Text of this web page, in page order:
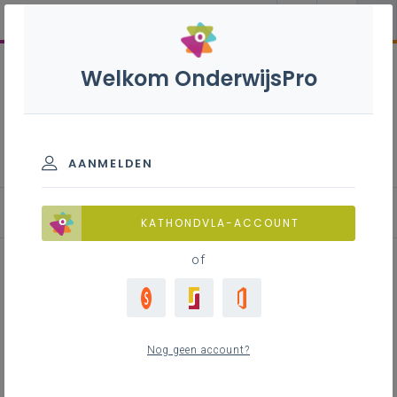
Kansenrijk leren
Welkom OnderwijsPro
AANMELDEN
KATHONDVLA-ACCOUNT
of
Nog geen account?